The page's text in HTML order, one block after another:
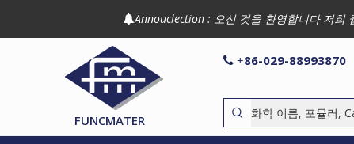
Annouclection : 오신 것을 환영합니다 저희
FUNCMATER
 +86-029-88993870